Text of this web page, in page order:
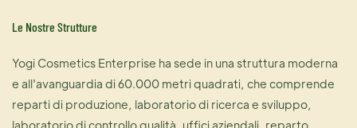
Le Nostre Strutture
Yogi Cosmetics Enterprise ha sede in una struttura moderna
e all'avanguardia di 60.000 metri quadrati, che comprende
reparti di produzione, laboratorio di ricerca e sviluppo,
laboratorio di controllo qualità, uffici aziendali, reparto